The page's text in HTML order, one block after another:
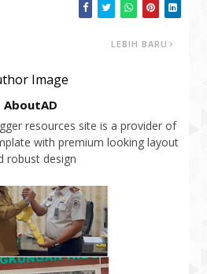
LEBIH BARU
AboutAD
resources site is a provider of
with premium looking layout
robust design